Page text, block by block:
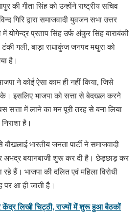
की गीता सिंह को उन्होंने राष्ट्रीय सचिव
गिरि द्वारा समाजवादी युवजन सभा उत्तर
में योगेन्द्र प्रताप सिंह उर्फ अंकुर सिंह बाराबंकी
टंकी गली, बाड़ा राधाकुंज जनपद मथुरा को
है।
ने कोई ऐसा काम ही नहीं किया, जिसे
इसलिए भाजपा को सत्ता से बेदखल करने
सत्ता में लाने का मन पूरी तरह से बना लिया
है।
भारतीय जनता पार्टी ने समाजवादी
अभद्र बयानबाजी शुरू कर दी है। छेड़छाड़ कर
रहे हैं। भाजपा की दलित एवं महिला विरोधी
आ ही जाती है।
लिखी चिट्ठी, राज्यों में शुरू हुआ बैठकों